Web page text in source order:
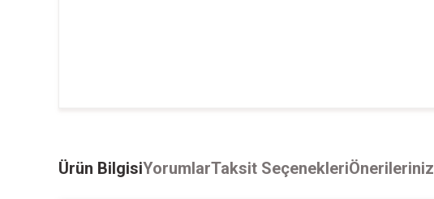
Ürün BilgisiYorumlarTaksit SeçenekleriÖnerileriniz